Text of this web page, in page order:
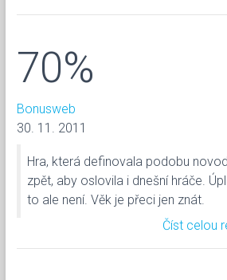
70%
Bonusweb
30. 11. 2011
Hra, která definovala podobu
zpět, aby oslovila i dnešní hráče.
to ale není. Věk je přeci jen znát.
Číst celou